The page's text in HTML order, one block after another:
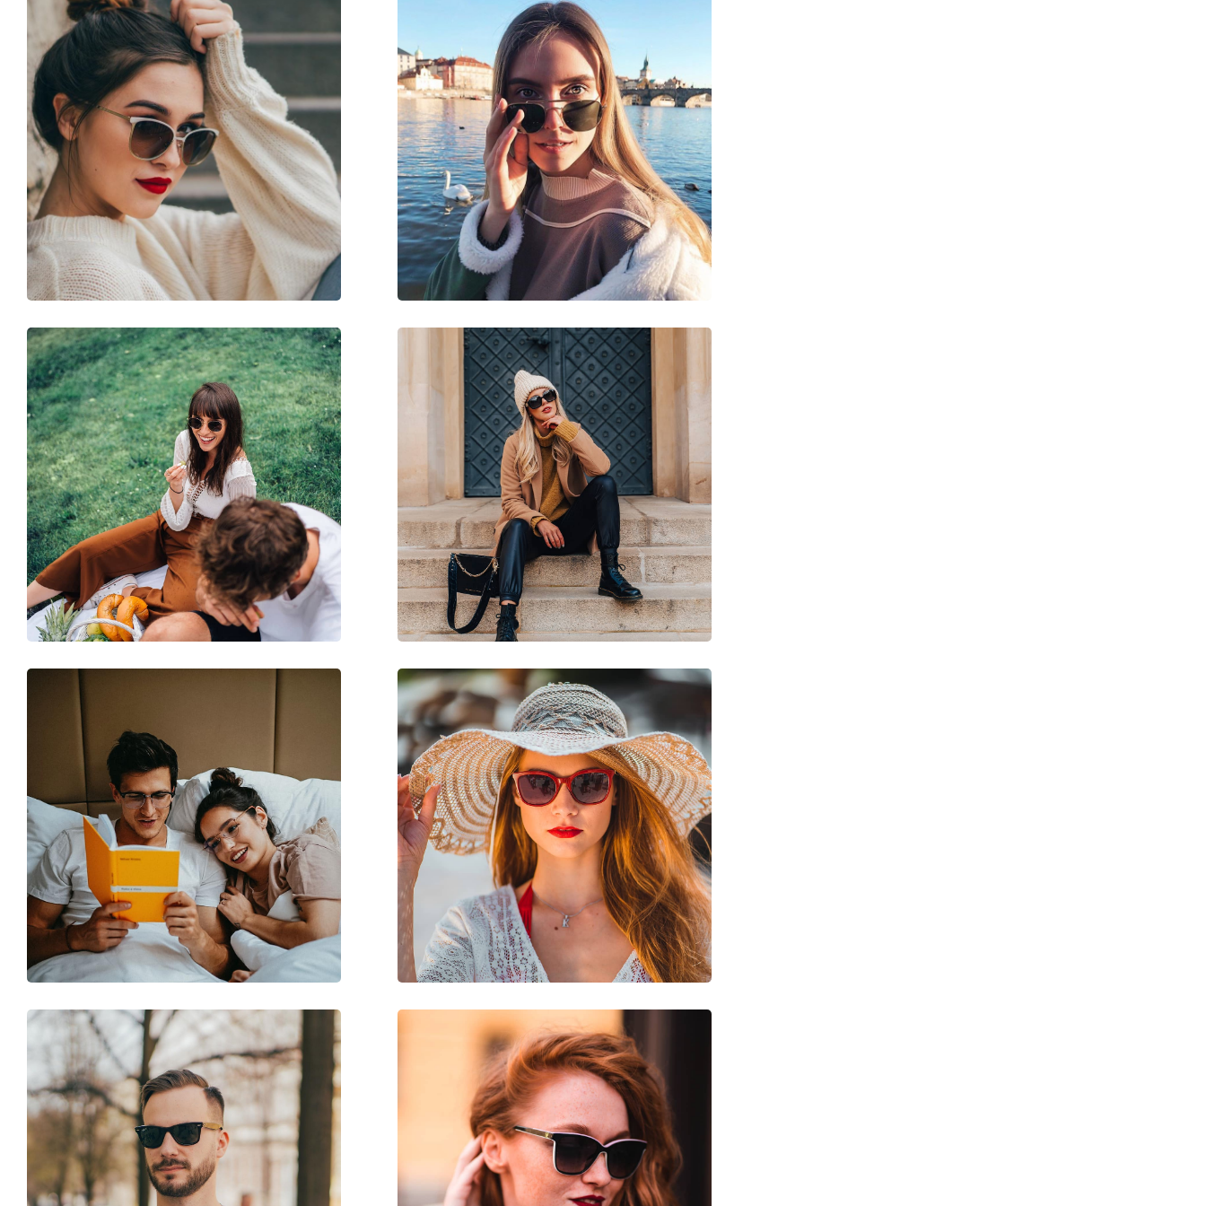
Ramă
Forma ramei:
Dreptunghiulară
Culoarea ramei:
Materialul ramei :
Plastic
Mărime:
M
Lățimea ramei:
136 mm
Lungimea brațelor:
140 mm
Lățimea punții nazale:
16 mm
Greutate:
170 g
Pernițe reglabile pentru nas:
Nu
Balama flexibilă:
Nu
Accesorii
Suport:
Da
Lavetă pentru curățat:
Da
Altele
Sex:
Bărbați
Categorie:
Ochelari de soare
Brand:
Oakley
Utilizare:
Sport
Sport:
Ciclism, Alergare, Drumeții, Ciclism off-road
Cod:
OO 9406 11 37